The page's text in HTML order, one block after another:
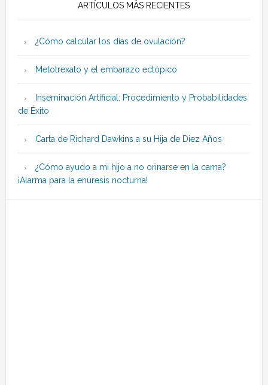
ARTÍCULOS MÁS RECIENTES
¿Cómo calcular los días de ovulación?
Metotrexato y el embarazo ectópico
Inseminación Artificial: Procedimiento y Probabilidades
de Éxito
Carta de Richard Dawkins a su Hija de Diez Años
¿Cómo ayudo a mi hijo a no orinarse en la cama?
¡Alarma para la enuresis nocturna!